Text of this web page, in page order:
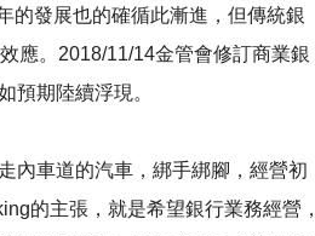
的發展也的確循此漸進，但傳統銀
應。2018/11/14金管會修訂商業銀
預期陸續浮現。
內車道的汽車，綁手綁腳，經營初
的主張，就是希望銀行業務經營，